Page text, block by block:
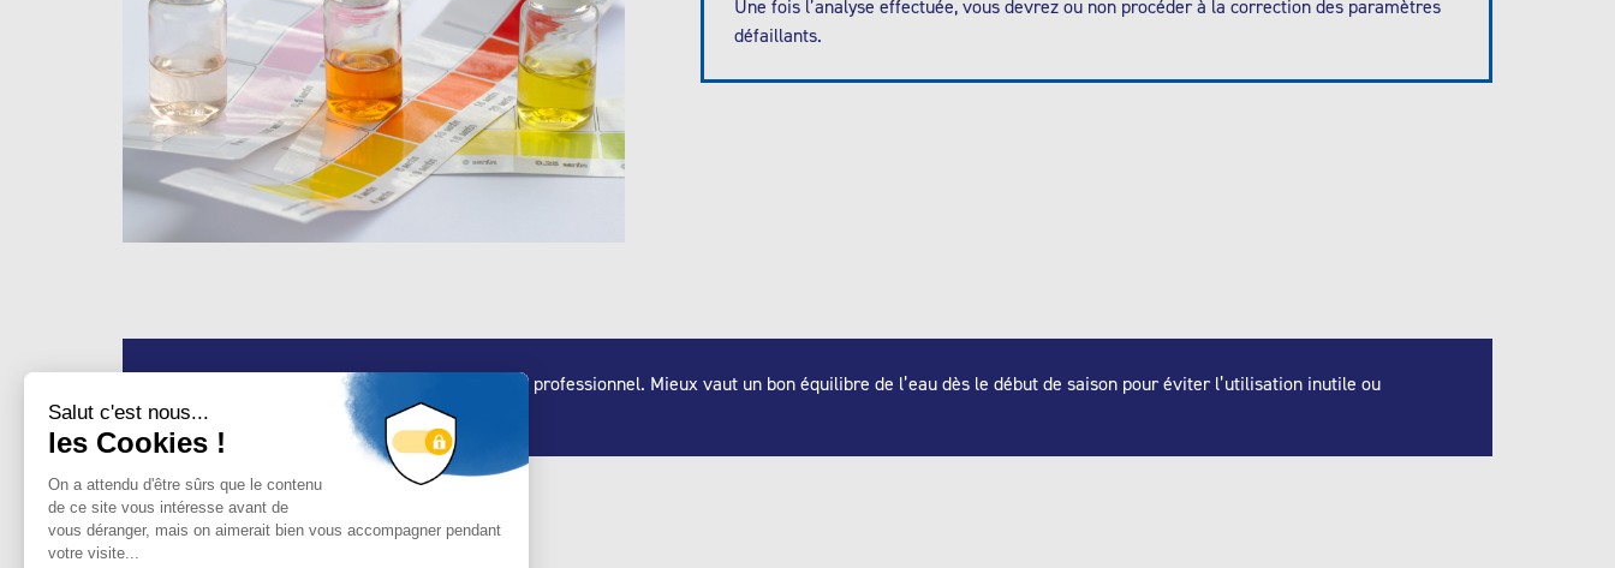
Une fois l’analyse effectuée, vous devrez ou non procéder à la correction des paramètres
défaillants.
En cas de doute n’hésitez pas à faire appel à un professionnel. Mieux vaut un bon équilibre de l’eau dès le début de saison pour éviter l’utilisation inutile ou
inadaptée de produits.